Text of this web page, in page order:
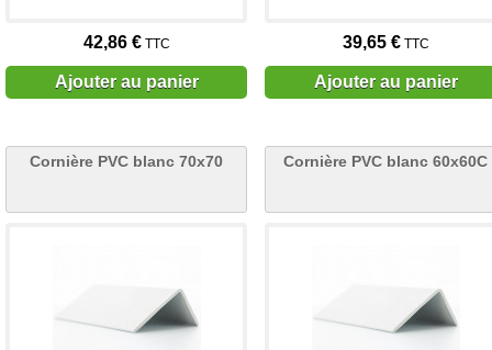
42,86 €TTC
Ajouter au panier
39,65 €TTC
Ajouter au panier
Cornière PVC blanc 70x70 Cornière PVC blanc 60x60C